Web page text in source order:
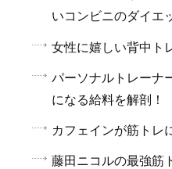
いコンビニのダイエ
女性に嬉しい背中ト
パーソナルトレーナ
になる給料を解剖！
カフェインが筋トレ
藤田ニコルの最強筋